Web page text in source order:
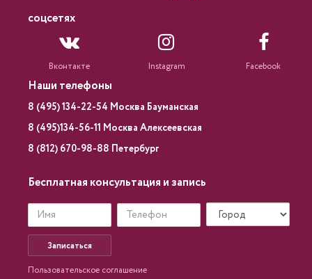
соцсетях
Вконтакте Instagram Facebook
Наши телефоны
8 (495) 134-22-54 Москва Бауманская
8 (495)134-56-11 Москва Алексеевская
8 (812) 670-98-88 Петербург
Бесплатная консультация и запись
Записаться
Пользовательское соглашение